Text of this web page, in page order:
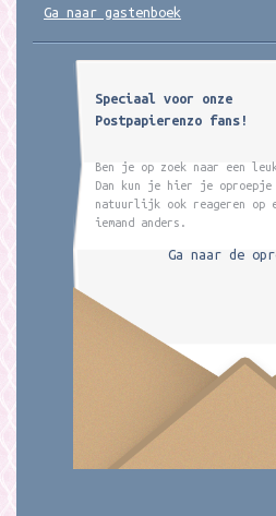
Ga naar gastenboek
Speciaal voor onze
Postpapierenzo fans!
Ben je op zoek naar een
Dan kun je hier je
natuurlijk ook reageren op
iemand anders.
Ga naar de